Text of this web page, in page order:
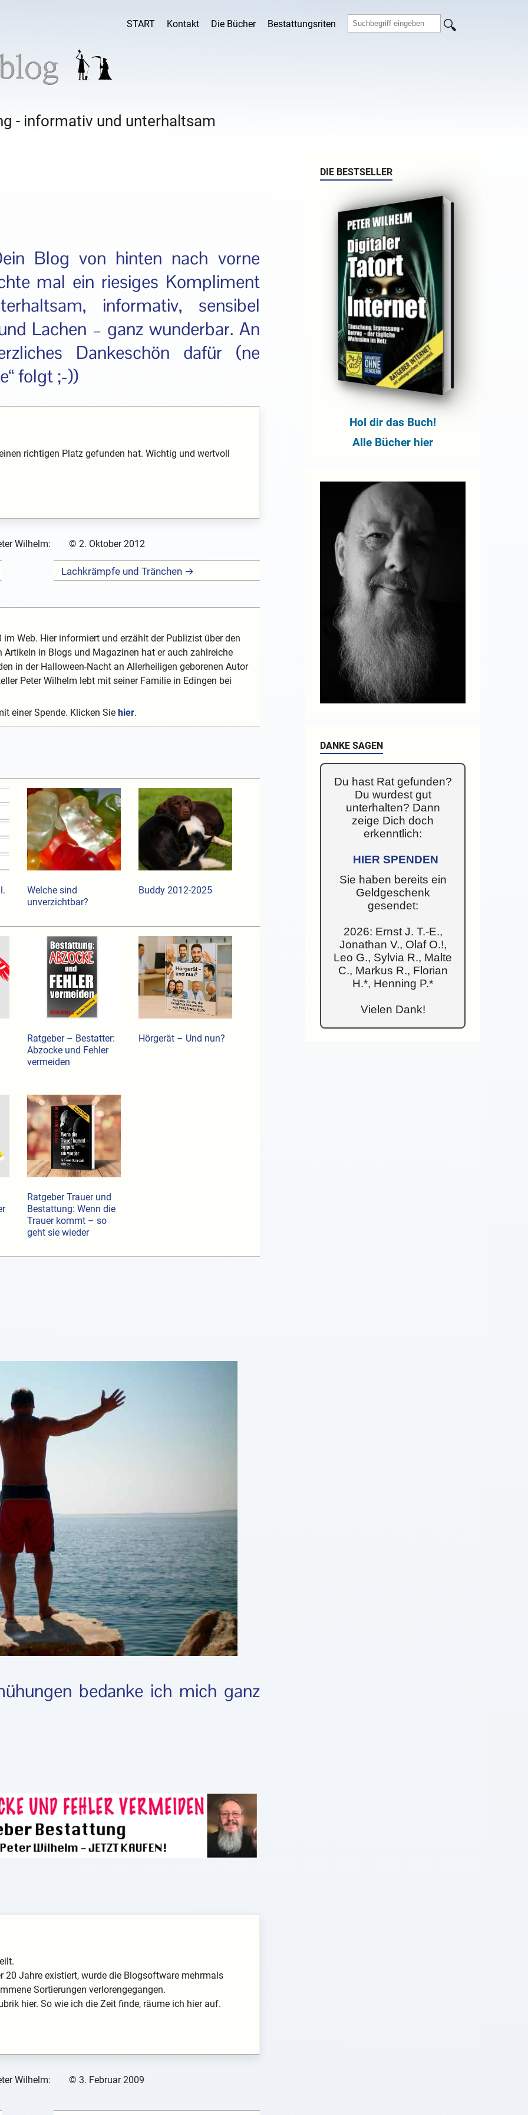
START Kontakt Die Bücher Bestattungsriten
- informativ und unterhaltsam
Blog von hinten nach vorne
mal ein riesiges Kompliment
informativ, sensibel
Lachen – ganz wunderbar. An
Dankeschön dafür (ne
folgt ;-))
richtigen Platz gefunden hat. Wichtig und wertvoll
Wilhelm: © 2. Oktober 2012
Lachkrämpfe und Tränchen →
Web. Hier informiert und erzählt der Publizist über den
Artikeln in Blogs und Magazinen hat er auch zahlreiche
in der Halloween-Nacht an Allerheiligen geborenen Autor
Peter Wilhelm lebt mit seiner Familie in Edingen bei
einer Spende. Klicken Sie hier.
Welche sind
unverzichtbar?
Buddy 2012-2025
Ratgeber – Bestatter:
Abzocke und Fehler
vermeiden
Hörgerät – Und nun?
Ratgeber Trauer und
Bestattung: Wenn die
Trauer kommt – so
geht sie wieder
bedanke ich mich ganz
Jahre existiert, wurde die Blogsoftware mehrmals
Sortierungen verlorengegangen.
hier. So wie ich die Zeit finde, räume ich hier auf.
Wilhelm: © 3. Februar 2009
DIE BESTSELLER
Hol dir das Buch!
Alle Bücher hier
DANKE SAGEN
Du hast Rat gefunden?
Du wurdest gut
unterhalten? Dann
zeige Dich doch
erkenntlich:
HIER SPENDEN
Sie haben bereits ein
Geldgeschenk
gesendet:
2026: Ernst J. T.-E.,
Jonathan V., Olaf O.!,
Leo G., Sylvia R., Malte
C., Markus R., Florian
H.*, Henning P.*
Vielen Dank!